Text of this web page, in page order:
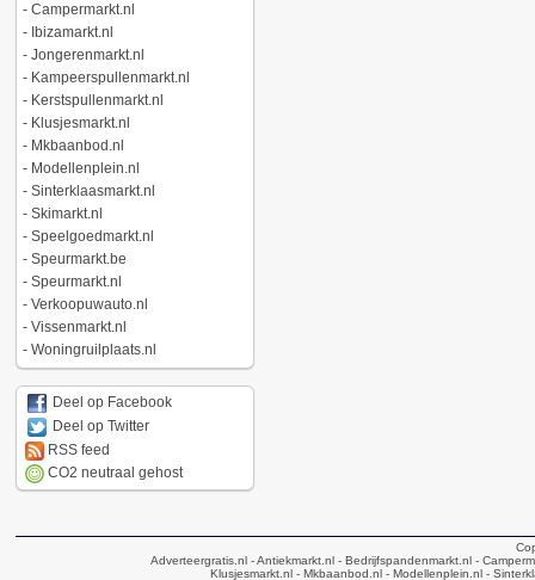
- Campermarkt.nl
- Ibizamarkt.nl
- Jongerenmarkt.nl
- Kampeerspullenmarkt.nl
- Kerstspullenmarkt.nl
- Klusjesmarkt.nl
- Mkbaanbod.nl
- Modellenplein.nl
- Sinterklaasmarkt.nl
- Skimarkt.nl
- Speelgoedmarkt.nl
- Speurmarkt.be
- Speurmarkt.nl
- Verkoopuwauto.nl
- Vissenmarkt.nl
- Woningruilplaats.nl
Deel op Facebook
Deel op Twitter
RSS feed
CO2 neutraal gehost
Adverteergratis.nl - Antiekmarkt.nl - Bedrijfspandenmarkt.nl -
Klusjesmarkt.nl- Mkbaanbod.nl- Modellenplein.nl-